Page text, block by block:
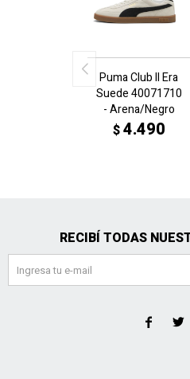
Puma Club II Era
Suede 40071710
- Arena/Negro
$4.490
RECIBÍ TODAS
 